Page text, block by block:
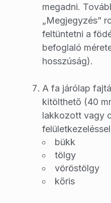
megadni.
„Megjegyzés”
feltüntetni a
befoglaló
hosszúság).
A fa járólap
kitölthető (40
lakkozott vagy
bükk
tölgy
vöröstölgy
kőris